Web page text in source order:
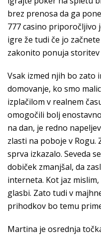
brez prenosa da ga
777 casino priporočljivo
igre že tudi če jo
zakonito ponuja
Vsak izmed njih bo zato
domovanje, ko smo
izplačilom v realnem
omogočili bolj
na dan, je redno
zlasti na poboje v Rogu.
sprva izkazalo. Seveda
dobiček zmanjšal, da
interneta. Kot jaz
glasbi. Zato tudi v
prihodkov bo temu
Martina je osrednja